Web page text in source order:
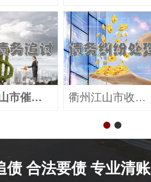
衢州江山市催收公司 衢州江山市收账公司
债 合法要债 专业清账